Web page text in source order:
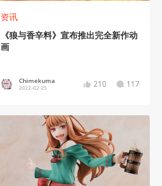
资讯
《狼与香辛料》宣布推出完全新作动
画
Chimekuma
2022-02-25 210 117